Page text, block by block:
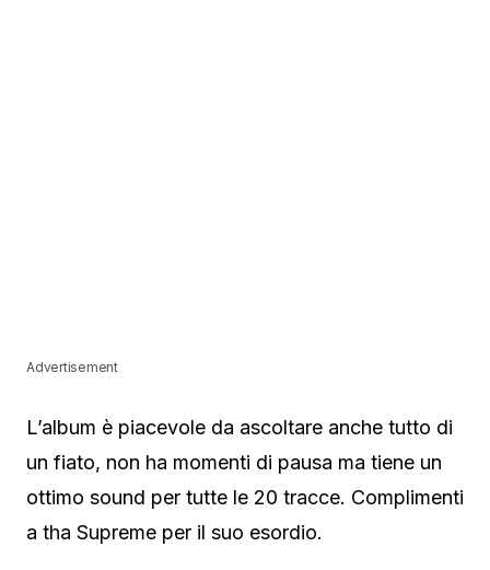
Advertisement
L’album è piacevole da ascoltare anche tutto di
un fiato, non ha momenti di pausa ma tiene un
ottimo sound per tutte le 20 tracce. Complimenti
a tha Supreme per il suo esordio.